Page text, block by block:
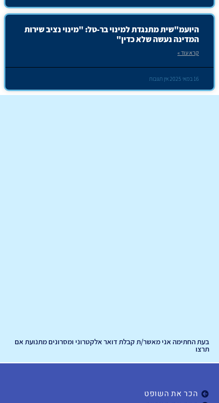
היועמ"שית מתנגדת למינוי בר-טל: "מינוי נציב שירות
המדינה נעשה שלא כדין"
קרא עוד »
16 במאי 2025 אין תגובות
בעת החתימה אני מאשר/ת קבלת דואר אלקטרוני ומסרונים מתנועת אם
תרצו
הכר את השופט